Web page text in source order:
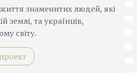
життя знаменитих людей, які
землі, та українців,
світу.